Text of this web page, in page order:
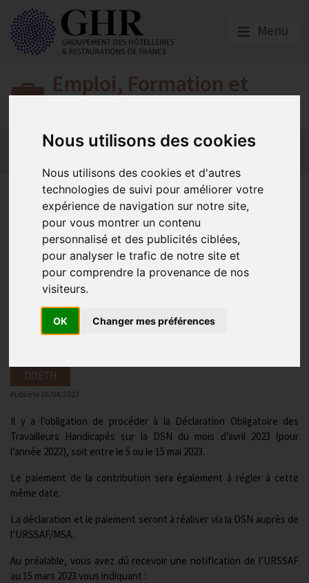
Nous utilisons des cookies
Nous utilisons des cookies et d'autres
technologies de suivi pour améliorer votre
expérience de navigation sur notre site,
pour vous montrer un contenu
personnalisé et des publicités ciblées,
pour analyser le trafic de notre site et
pour comprendre la provenance de nos
visiteurs.
OK Changer mes préférences
Menu
Emploi, Formation et
Actualité 2026 Nos Métiers
Offres d’Emploi
Obligation Emploi des
Personnes en situation de
Handicap (OETH) | Entreprise
dont l’effectif moyen annuel
atteint 20 salariés et + en
2022
DOETH
Publié le 26/04/2023
Il y a l’obligation de procéder à la Déclaration Obligatoire des
Travailleurs Handicapés sur la DSN du mois d’avril 2023 (pour
l’année 2022), soit entre le 5 ou le 15 mai 2023.
Le paiement de la contribution sera également à régler à cette
même date.
La déclaration et le paiement seront à réaliser via la DSN auprès de
l’URSSAF/MSA.
Au préalable, vous avez dû recevoir une notification de l’URSSAF
au 15 mars 2023 vous indiquant :